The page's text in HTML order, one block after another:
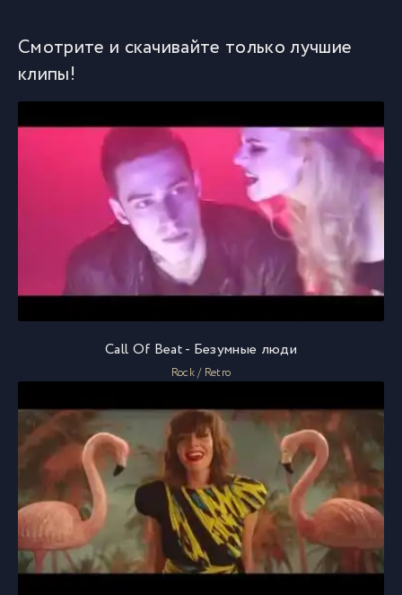
Смотрите и скачивайте только лучшие
клипы!
Call Of Beat - Безумные люди
Rock / Retro